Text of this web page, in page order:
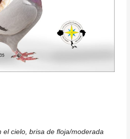
el cielo, brisa de floja/moderada